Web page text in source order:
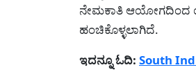
ನೇಮಕಾತಿ ಆಯೋಗದಿಂದ
ಹಂಚಿಕೊಳ್ಳಲಾಗಿದೆ.
ಇದನ್ನೂ ಓದಿ: South